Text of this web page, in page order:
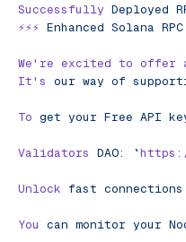
Successfully Deployed
⚡️⚡️⚡️ Enhanced Solana RPC
We're excited to offer a
It' s our way of
To get your Free API
Validators DAO: `
Unlock fast connections
You can monitor your